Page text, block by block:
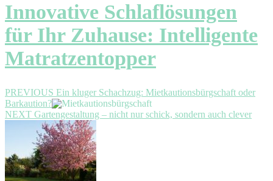
Innovative Schlaflösungen
für Ihr Zuhause: Intelligente
Matratzentopper
Beitragsnavigation
PREVIOUS Previous
post:
Ein kluger Schachzug: Mietkautionsbürgschaft oder
Barkaution?
NEXT Next
post:
Gartengestaltung – nicht nur schick, sondern auch clever